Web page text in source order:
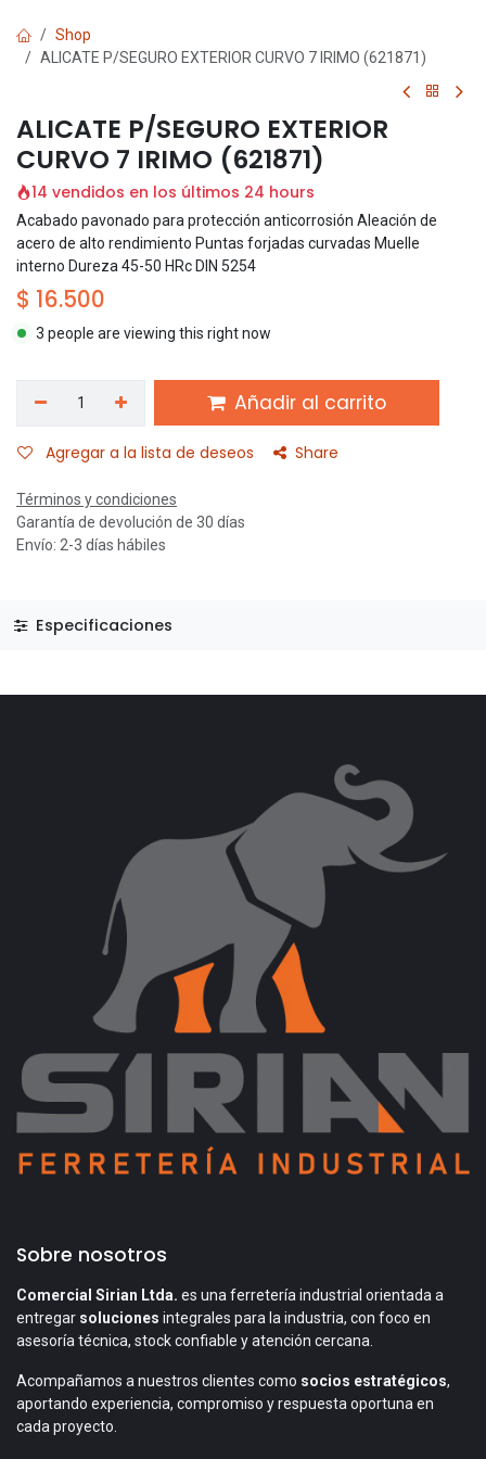
Shop
ALICATE P/SEGURO EXTERIOR CURVO 7 IRIMO (621871)
ALICATE P/SEGURO EXTERIOR
CURVO 7 IRIMO (621871)
14 vendidos en los últimos 24 hours
Acabado pavonado para protección anticorrosión Aleación de
acero de alto rendimiento Puntas forjadas curvadas Muelle
interno Dureza 45-50 HRc DIN 5254
$ 16.500
3 people are viewing this right now
Añadir al carrito
Agregar a la lista de deseos Share
Términos y condiciones
Garantía de devolución de 30 días
Envío: 2-3 días hábiles
Especificaciones
Sobre nosotros
Comercial Sirian Ltda. es una ferretería industrial orientada a
entregar soluciones integrales para la industria, con foco en
asesoría técnica, stock confiable y atención cercana.
Acompañamos a nuestros clientes como socios estratégicos,
aportando experiencia, compromiso y respuesta oportuna en
cada proyecto.